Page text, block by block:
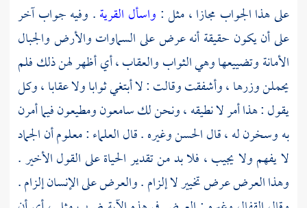
على هذا الجواب مجازا ، مثل : واسأل القرية. وفيه جواب آخر
على أن يكون حقيقة أنه عرض على السماوات والأرض والجبال
الأمانة وتضييعها وهي الثواب والعقاب ، أي أظهر لهن ذلك فلم
يحملن وزرها ، وأشفقت وقالت : لا أبتغي ثوابا ولا عقابا ، وكل
يقول : هذا أمر لا نطيقه ، ونحن لك سامعون ومطيعون فيما أمرن
به وسخرن له ، قالالحسنوغيره . قال العلماء : معلوم أن الجماد
لا يفهم ولا يجيب ، فلا بد من تقدير الحياة على القول الأخير .
وهذا العرض عرض تخيير لا إلزام . والعرض على الإنسان إلزام .